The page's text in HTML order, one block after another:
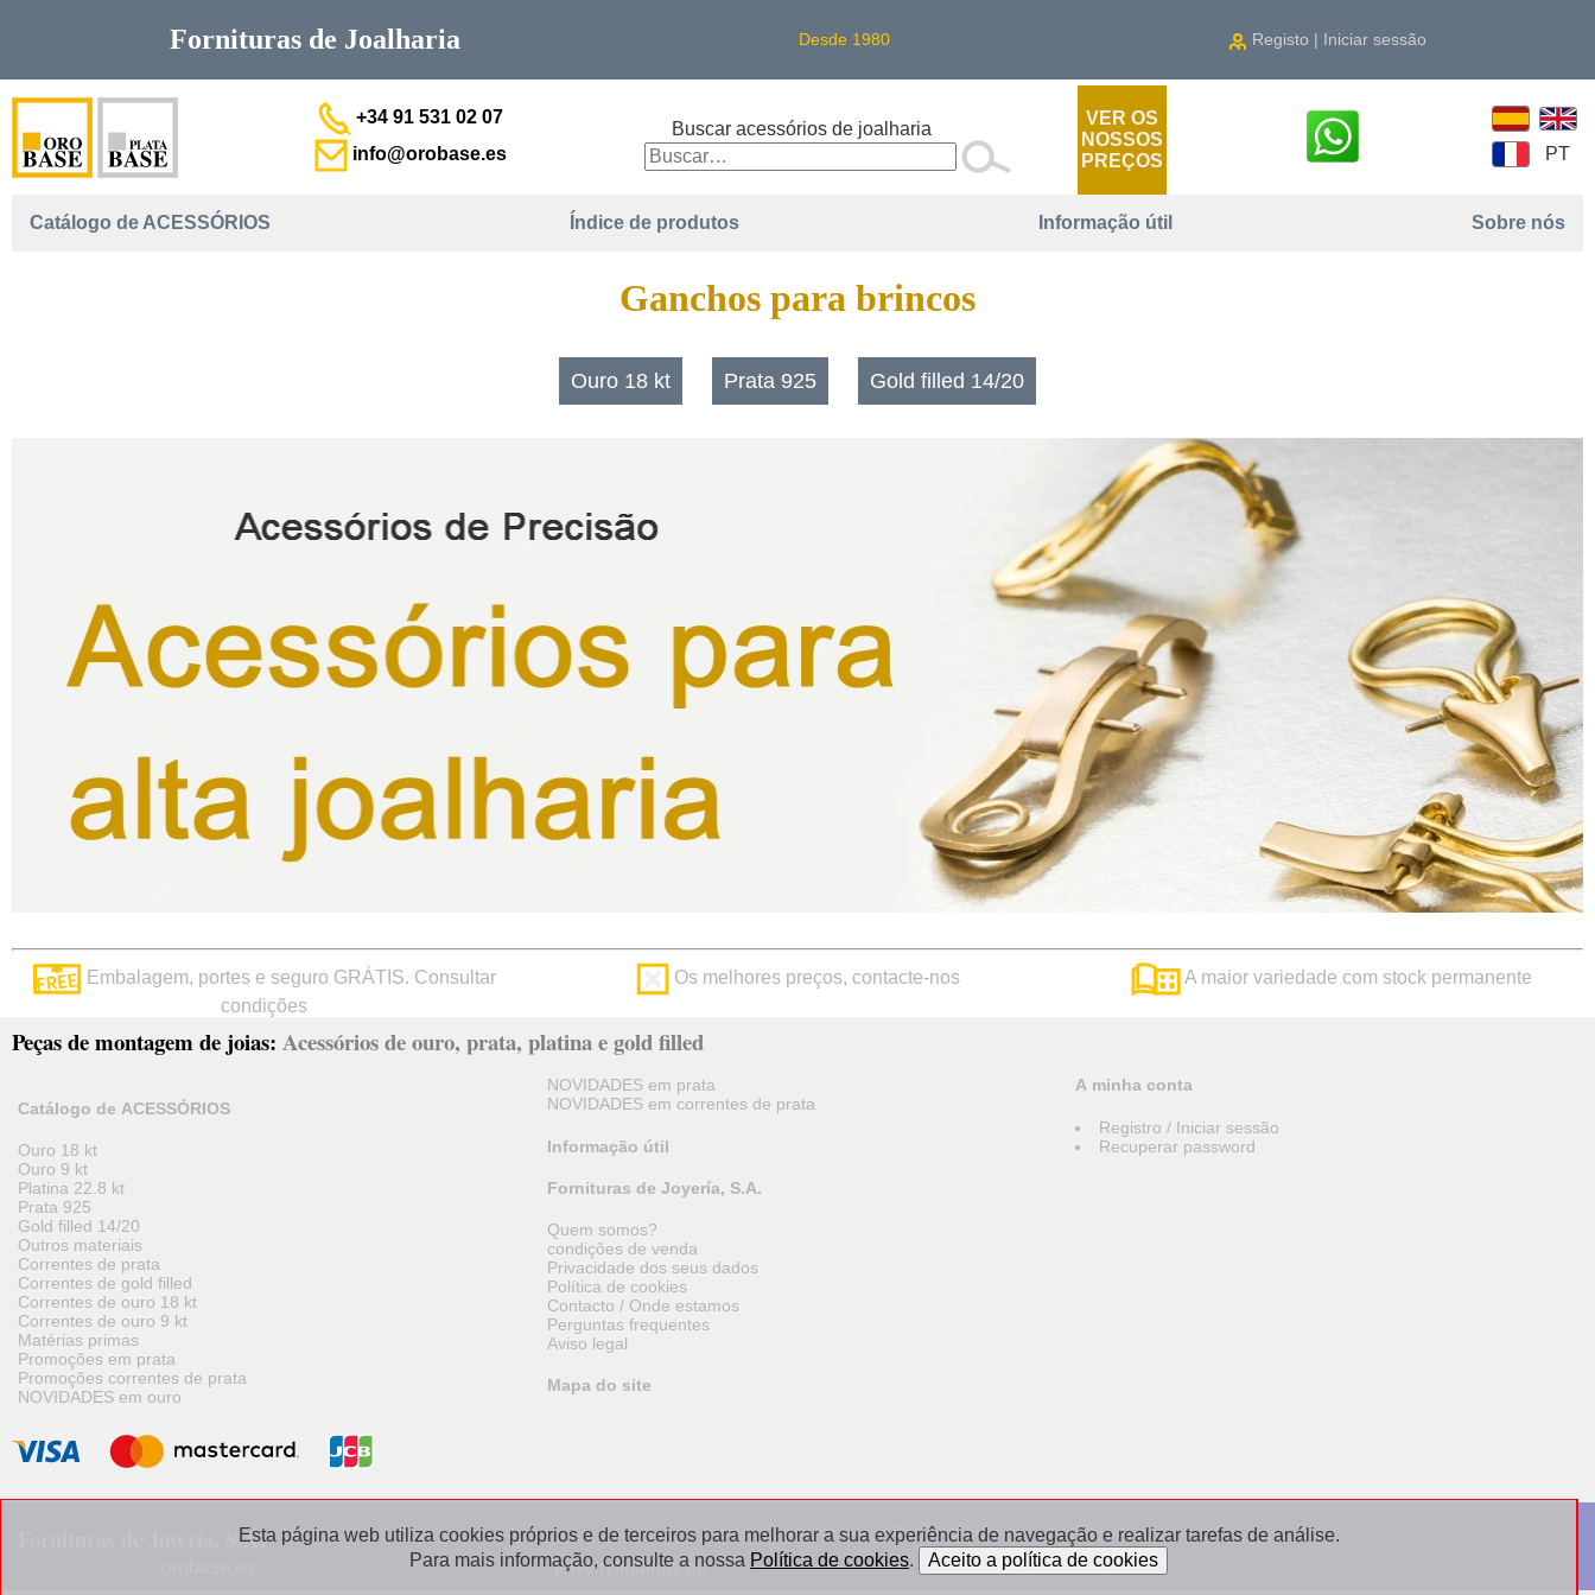
Fornituras de Joalharia Desde 1980 Registo | Iniciar sessão
+34 91 531 02 07
info@orobase.es
Buscar acessórios de joalharia
VER OS
NOSSOS
PREÇOS
PT
Catálogo de ACESSÓRIOS Índice de produtos Informação útil Sobre nós
Ganchos para brincos
Ouro 18 kt Prata 925 Gold filled 14/20
Embalagem, portes e seguro GRÁTIS. Consultar
condições
Os melhores preços, contacte-nos A maior variedade com stock permanente
Peças de montagem de joias: Acessórios de ouro, prata, platina e gold filled
Catálogo de ACESSÓRIOS
Ouro 18 kt
Ouro 9 kt
Platina 22.8 kt
Prata 925
Gold filled 14/20
Outros materiais
Correntes de prata
Correntes de gold filled
Correntes de ouro 18 kt
Correntes de ouro 9 kt
Matérias primas
Promoções em prata
Promoções correntes de prata
NOVIDADES em ouro
NOVIDADES em prata
NOVIDADES em correntes de prata
Informação útil
Fornituras de Joyería, S.A.
Quem somos?
condições de venda
Privacidade dos seus dados
Política de cookies
Contacto / Onde estamos
Perguntas frequentes
Aviso legal
Mapa do site
A minha conta
Registro / Iniciar sessão
Recuperar password
Fornituras de Joyería, S.A.
+34 91 531 02 07 · info@orobase.es · 2004/2026
jewelryfindings.eu appretsdebijoux.fr
Esta página web utiliza cookies próprios e de terceiros para melhorar a sua experiência de navegação e realizar tarefas de análise.
Para mais informação, consulte a nossa Política de cookies.